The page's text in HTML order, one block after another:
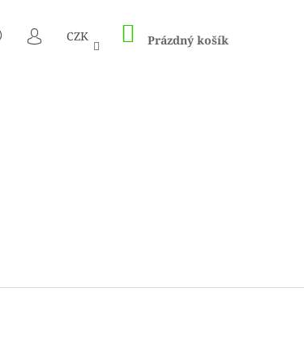
HLEDAT
PŘIHLÁŠENÍ
CZK NÁKUPNÍ
KOŠÍK
Prázdný košík